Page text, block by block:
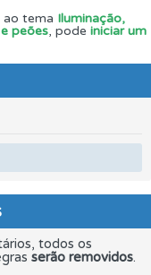
ao tema Iluminação,
peões, pode iniciar um
todos os
serão removidos.